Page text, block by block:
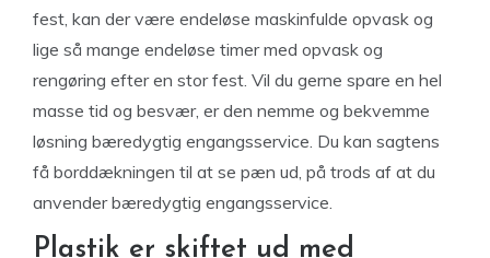
fest, kan der være endeløse maskinfulde opvask og
lige så mange endeløse timer med opvask og
rengøring efter en stor fest. Vil du gerne spare en hel
masse tid og besvær, er den nemme og bekvemme
løsning bæredygtig engangsservice. Du kan sagtens
få borddækningen til at se pæn ud, på trods af at du
anvender bæredygtig engangsservice.
Plastik er skiftet ud med